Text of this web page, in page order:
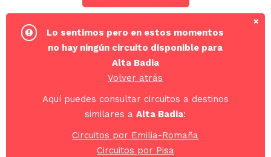
Lo sentimos pero en estos momentos
no hay ningún circuito disponible para
Alta Badia
Volver atrás
Aquí puedes consultar circuitos a destinos
similares aAlta Badia:
Circuitos por Emilia-Romaña
Circuitos por Pisa